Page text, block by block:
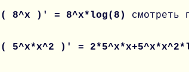
( 8^x )' = 8^x*log(8) смотреть
( 5^x*x^2 )' =